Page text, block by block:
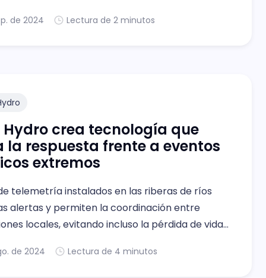
de 2024 Lectura de 2 minutos
crea tecnología que
respuesta frente a eventos
extremos
telemetría instalados en las riberas de ríos
alertas y permiten la coordinación entre
locales, evitando incluso la pérdida de vidas
de 2024 Lectura de 4 minutos